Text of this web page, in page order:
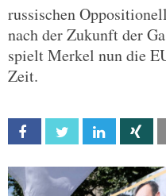
russischen
nach der Zukunft der
spielt Merkel nun die
Zeit.
Facebook Twitter Linkedin